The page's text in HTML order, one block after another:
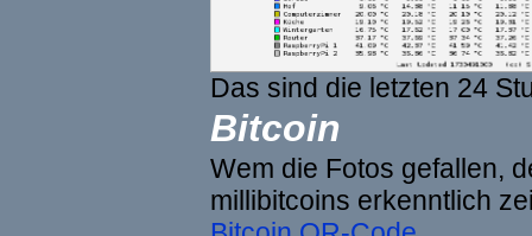
Das sind die letzten 24
Bitcoin
Wem die Fotos gefallen,
millibitcoins erkenntlich